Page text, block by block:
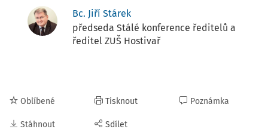
Bc. Jiří Stárek
předseda Stálé konference ředitelů a
ředitel ZUŠ Hostivař
Oblíbené
Stáhnout
Tisknout
Sdílet
Poznámka